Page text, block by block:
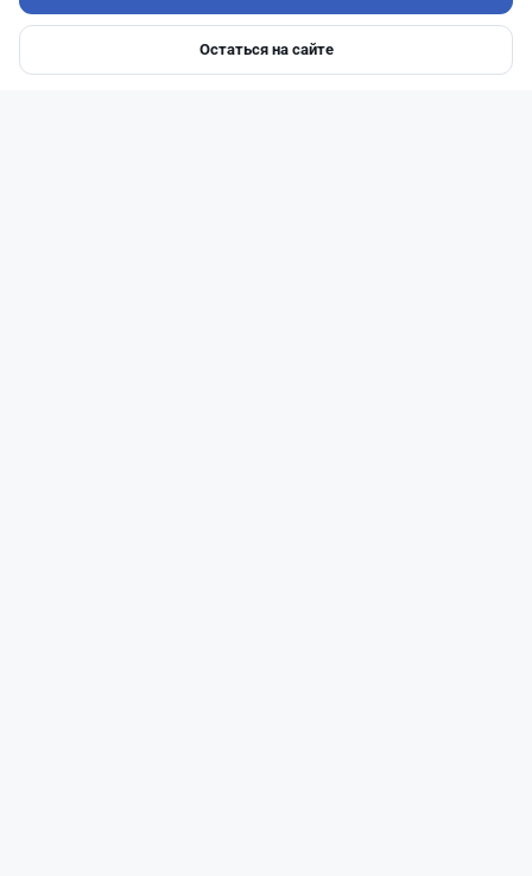
Ипотеки Авто
Остаться на сайте